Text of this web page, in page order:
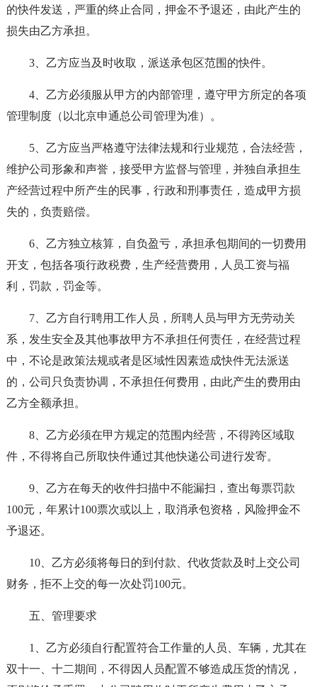
的快件发送，严重的终止合同，押金不予退还，由此产生的
损失由乙方承担。
3、乙方应当及时收取，派送承包区范围的快件。
4、乙方必须服从甲方的内部管理，遵守甲方所定的各项
管理制度（以北京申通总公司管理为准）。
5、乙方应当严格遵守法律法规和行业规范，合法经营，
维护公司形象和声誉，接受甲方监督与管理，并独自承担生
产经营过程中所产生的民事，行政和刑事责任，造成甲方损
失的，负责赔偿。
6、乙方独立核算，自负盈亏，承担承包期间的一切费用
开支，包括各项行政税费，生产经营费用，人员工资与福
利，罚款，罚金等。
7、乙方自行聘用工作人员，所聘人员与甲方无劳动关
系，发生安全及其他事故甲方不承担任何责任，在经营过程
中，不论是政策法规或者是区域性因素造成快件无法派送
的，公司只负责协调，不承担任何费用，由此产生的费用由
乙方全额承担。
8、乙方必须在甲方规定的范围内经营，不得跨区域取
件，不得将自己所取快件通过其他快递公司进行发寄。
9、乙方在每天的收件扫描中不能漏扫，查出每票罚款
100元，年累计100票次或以上，取消承包资格，风险押金不
予退还。
10、乙方必须将每日的到付款、代收货款及时上交公司
财务，拒不上交的每一次处罚100元。
五、管理要求
1、乙方必须自行配置符合工作量的人员、车辆，尤其在
双十一、十二期间，不得因人员配置不够造成压货的情况，